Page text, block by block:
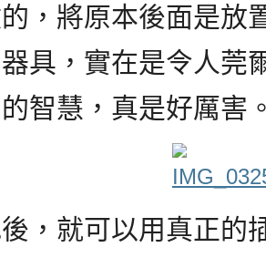
，將原本後面是放
具，實在是令人莞
智慧，真是好厲害
，就可以用真正的